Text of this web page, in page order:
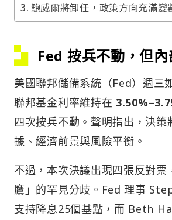
鮑威爾將卸任，政策方向充滿變
Fed 按兵不動，但
美國聯邦儲備系統（Fed）週三
聯邦基金利率維持在
四次按兵不動。聲明指出，決策
據、經濟前景與風險平衡。
不過，本次決議出現四張反對票
鷹」的罕見分歧。Fed 理事
支持降息25個基點，而 Beth